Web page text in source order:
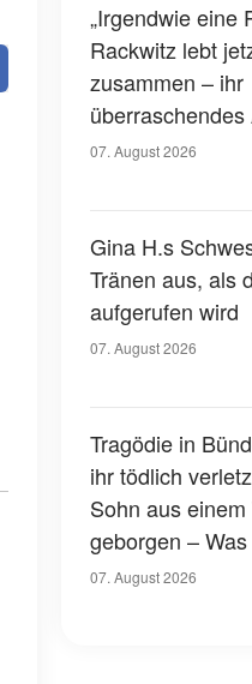
„Irgendwie eine
Rackwitz lebt
zusammen – ihr
07. August 2026
Gina H.s
Tränen aus, als
aufgerufen wird
07. August 2026
Tragödie in
ihr tödlich
Sohn aus einem
geborgen –
07. August 2026